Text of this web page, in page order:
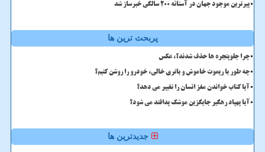
پیرترین موجود جهان در آستانه ۲۰۰ سالگی خبرساز شد
پربحث ترین ها
چرا جلوپنجره ها حذف شدند؟، عکس
چه طور با ریموت خاموش و باتری خالی، خودرو را روشن کنیم؟
آیا کتاب خواندن مغز انسان را تغییر می دهد؟
آیا پهپاد رهگیر جایگزین موشک پدافند می شود؟
جدیدترین ها